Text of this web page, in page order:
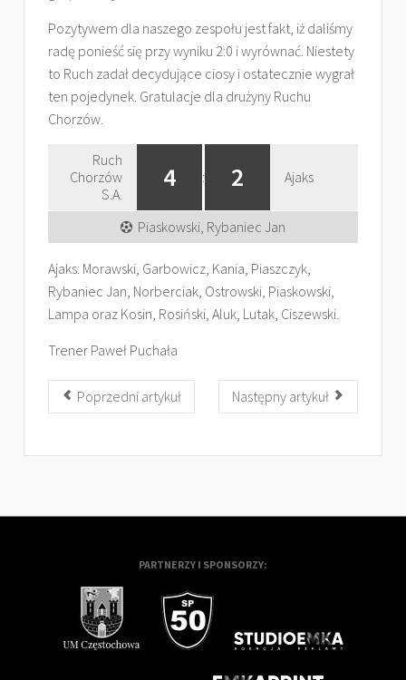
Pozytywem dla naszego zespołu jest fakt, iż daliśmy
radę ponieść się przy wyniku 2:0 i wyrównać. Niestety
to Ruch zadał decydujące ciosy i ostatecznie wygrał
ten pojedynek. Gratulacje dla drużyny Ruchu
Chorzów.
Ruch
Chorzów
S.A.
4 : 2 Ajaks
Piaskowski, Rybaniec Jan
Ajaks: Morawski, Garbowicz, Kania, Piaszczyk,
Rybaniec Jan, Norberciak, Ostrowski, Piaskowski,
Lampa oraz Kosin, Rosiński, Aluk, Lutak, Ciszewski.
Trener Paweł Puchała
Poprzedni artykuł Następny artykuł
PARTNERZY I SPONSORZY: